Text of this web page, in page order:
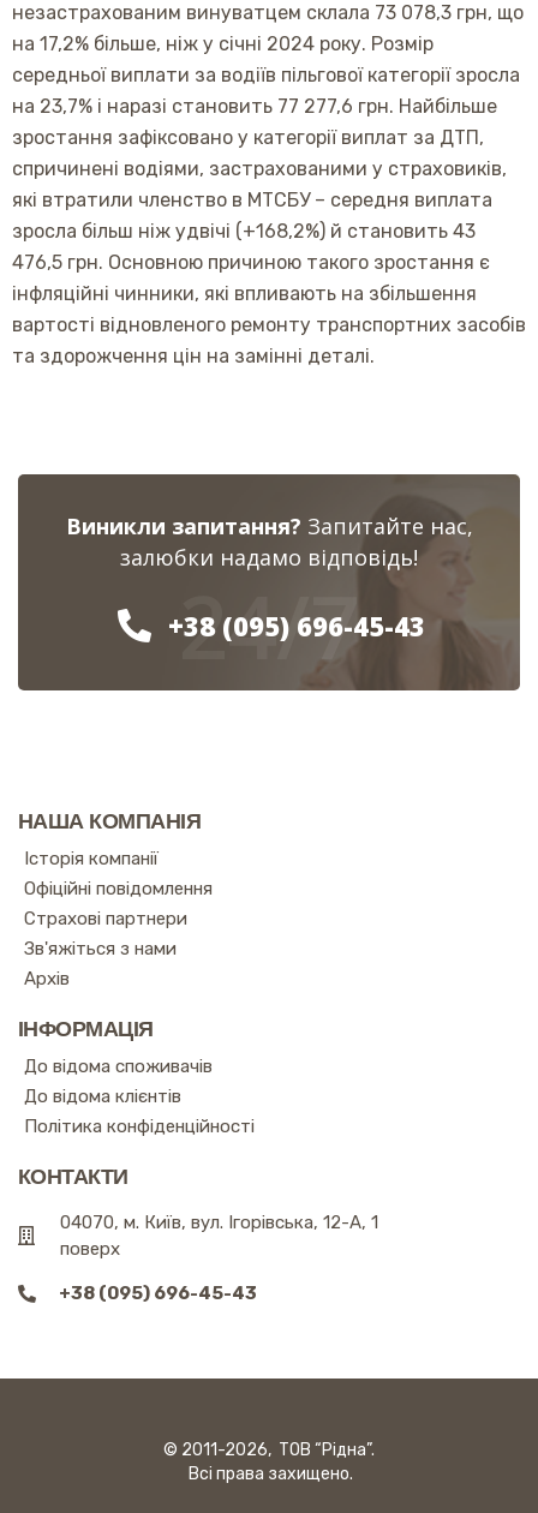
незастрахованим винуватцем склала 73 078,3 грн, що
на 17,2% більше, ніж у січні 2024 року. Розмір
середньої виплати за водіїв пільгової категорії зросла
на 23,7% і наразі становить 77 277,6 грн. Найбільше
зростання зафіксовано у категорії виплат за ДТП,
спричинені водіями, застрахованими у страховиків,
які втратили членство в МТСБУ – середня виплата
зросла більш ніж удвічі (+168,2%) й становить 43
476,5 грн. Основною причиною такого зростання є
інфляційні чинники, які впливають на збільшення
вартості відновленого ремонту транспортних засобів
та здорожчення цін на замінні деталі.
Виникли запитання? Запитайте нас,
залюбки надамо відповідь!
+38 (095) 696-45-43
24/7
НАША КОМПАНІЯ
Історія компанії
Офіційні повідомлення
Страхові партнери
Зв'яжіться з нами
Архів
ІНФОРМАЦІЯ
До відома споживачів
До відома клієнтів
Політика конфіденційності
КОНТАКТИ
04070, м. Київ, вул. Ігорівська, 12-А, 1
поверх
+38 (095) 696-45-43
© 2011-2026, ТОВ “Рідна”.
Всі права захищено.